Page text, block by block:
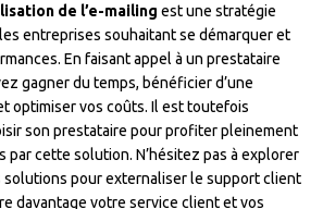
de l’e-mailing est une stratégie
entreprises souhaitant se démarquer et
En faisant appel à un prestataire
gagner du temps, bénéficier d’une
optimiser vos coûts. Il est toutefois
son prestataire pour profiter pleinement
par cette solution. N’hésitez pas à explorer
solutions pour externaliser le support client
davantage votre service client et vos